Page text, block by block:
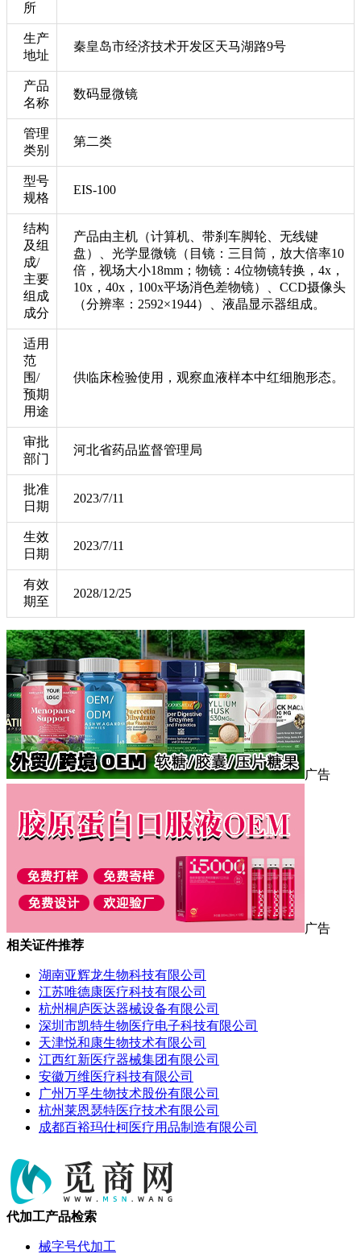
所
生产
地址
秦皇岛市经济技术开发区天马湖路9号
产品
名称
数码显微镜
管理
类别
第二类
型号
规格
EIS-100
结构
及组
成/
主要
组成
成分
产品由主机（计算机、带刹车脚轮、无线键
盘）、光学显微镜（目镜：三目筒，放大倍率10
倍，视场大小18mm；物镜：4位物镜转换，4x，
10x，40x，100x平场消色差物镜）、CCD摄像头
（分辨率：2592×1944）、液晶显示器组成。
适用
范
围/
预期
用途
供临床检验使用，观察血液样本中红细胞形态。
审批
部门
河北省药品监督管理局
批准
日期
2023/7/11
生效
日期
2023/7/11
有效
期至
2028/12/25
广告
广告
相关证件推荐
湖南亚辉龙生物科技有限公司
江苏唯德康医疗科技有限公司
杭州桐庐医达器械设备有限公司
深圳市凯特生物医疗电子科技有限公司
天津悦和康生物技术有限公司
江西红新医疗器械集团有限公司
安徽万维医疗科技有限公司
广州万孚生物技术股份有限公司
杭州莱恩瑟特医疗技术有限公司
成都百裕玛仕柯医疗用品制造有限公司
代加工产品检索
械字号代加工